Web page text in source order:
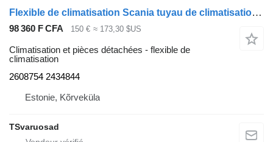
Flexible de climatisation Scania tuyau de climatisation 2608754 pour tracteur routier Scania R410
98 360 F CFA 150 € ≈ 173,30 $US
Climatisation et pièces détachées - flexible de
climatisation
2608754 2434844
Estonie, Kõrveküla
TSvaruosad